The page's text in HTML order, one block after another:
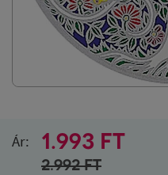
Ár: 1.993 FT
2.992FT